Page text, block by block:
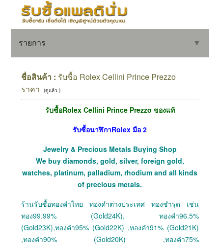
รายการ ▼
ชื่อสินค้า : รับซื้อ Rolex Cellini Prince Prezzo
ราคา
(ดูแล้ว )
รับซื้อRolex Cellini Prince Prezzo ของแท้
รับซื้อนาฬิกาRolex มือ 2
Jewelry & Precious Metals Buying Shop
We buy diamonds, gold, silver, foreign gold,
watches, platinum, palladium, rhodium and all kinds
of precious metals.
ร้านรับซื้อทองคำไทย ทองคำต่างประเทศ ทองชำรุด เช่น
ทอง99.99% (Gold24K), ทองคำ96.5%
(Gold23K),ทองคำ95% (Gold22K) ,ทองคำ91% (Gold21K)
,ทองคำ90% (Gold20K) ,ทองคำ75%